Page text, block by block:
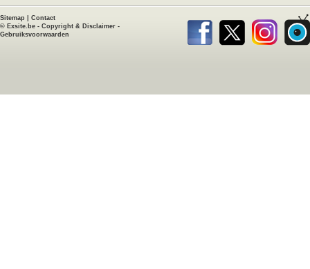
Sitemap
Contact
© Exsite.be - Copyright & Disclaimer -
Gebruiksvoorwaarden